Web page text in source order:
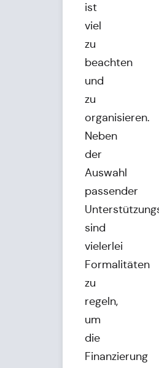
ist
viel
zu
beachten
und
zu
organisieren.
Neben
der
Auswahl
passender
sind
vielerlei
Formalitäten
zu
regeln,
um
die
Finanzierung